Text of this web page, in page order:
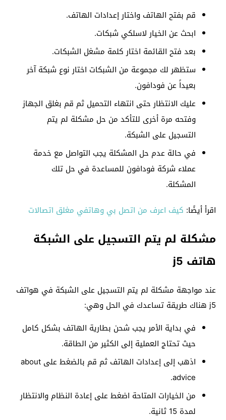
قم بفتح الهاتف واختار إعدادات الهاتف.
ابحث عن الخيار لاسلكي شبكات.
بعد فتح القائمة اختار كلمة مشغل الشبكات.
ستظهر لك مجموعة من الشبكات اختار نوع شبكة آخر
بعيداً عن فودافون.
عليك الانتظار حتى انتهاء التحميل ثم قم بغلق الجهاز
وفتحه مرة أخرى للتأكد من حل مشكلة لم يتم
التسجيل على الشبكة.
في حالة عدم حل المشكلة يجب التواصل مع خدمة
عملاء شركة فودافون للمساعدة في حل تلك
المشكلة.
اقرأ أيضًا: كيف اعرف من اتصل بي وهاتفي مغلق اتصالات
مشكلة لم يتم التسجيل على الشبكة
هاتف j5
عند مواجهة مشكلة لم يتم التسجيل على الشبكة في هواتف
j5 هناك طريقة تساعدك في الحل وهي:
في بداية الأمر يجب شحن بطارية الهاتف بشكل كامل
حيث تحتاج العملية إلى الكثير من الطاقة.
اذهب إلى إعدادات الهاتف ثم قم بالضغط على about
advice.
من الخيارات المتاحة اضغط على إعادة النظام والانتظار
لمدة 15 ثانية.